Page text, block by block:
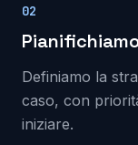
02
Definiamo la
caso, con
iniziare.